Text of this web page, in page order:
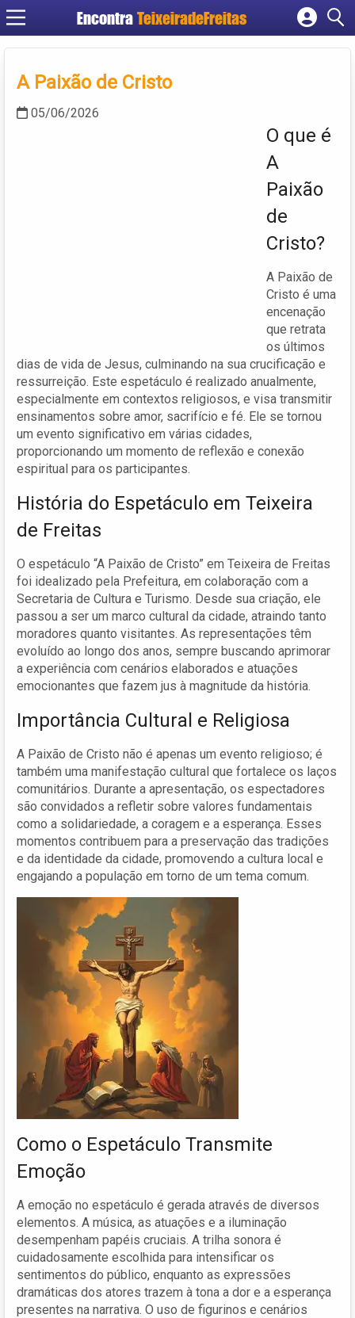
Encontra TeixeiradeFreitas
Cadastrar empresa
Criar conta
A Paixão de Cristo
05/06/2026
O que é
A
Paixão
de
Cristo?
A Paixão de
Cristo é uma
encenação
que retrata
os últimos
dias de vida de Jesus, culminando na sua crucificação e
ressurreição. Este espetáculo é realizado anualmente,
especialmente em contextos religiosos, e visa transmitir
ensinamentos sobre amor, sacrifício e fé. Ele se tornou
um evento significativo em várias cidades,
proporcionando um momento de reflexão e conexão
espiritual para os participantes.
História do Espetáculo em Teixeira
de Freitas
O espetáculo “A Paixão de Cristo” em Teixeira de Freitas
foi idealizado pela Prefeitura, em colaboração com a
Secretaria de Cultura e Turismo. Desde sua criação, ele
passou a ser um marco cultural da cidade, atraindo tanto
moradores quanto visitantes. As representações têm
evoluído ao longo dos anos, sempre buscando aprimorar
a experiência com cenários elaborados e atuações
emocionantes que fazem jus à magnitude da história.
Importância Cultural e Religiosa
A Paixão de Cristo não é apenas um evento religioso; é
também uma manifestação cultural que fortalece os laços
comunitários. Durante a apresentação, os espectadores
são convidados a refletir sobre valores fundamentais
como a solidariedade, a coragem e a esperança. Esses
momentos contribuem para a preservação das tradições
e da identidade da cidade, promovendo a cultura local e
engajando a população em torno de um tema comum.
Como o Espetáculo Transmite
Emoção
A emoção no espetáculo é gerada através de diversos
elementos. A música, as atuações e a iluminação
desempenham papéis cruciais. A trilha sonora é
cuidadosamente escolhida para intensificar os
sentimentos do público, enquanto as expressões
dramáticas dos atores trazem à tona a dor e a esperança
presentes na narrativa. O uso de figurinos e cenários